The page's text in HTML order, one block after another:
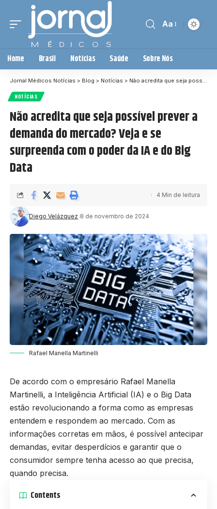
Aa
Home Brasil Notícias Saúde Sobre Nós
Jornal Médicos Notícias > Blog > Notícias > Não acredita que seja possível prever a demanda do mercado? Veja e se surpreenda com o poder da IA e do Big Data
NOTÍCIAS
Não acredita que seja possível prever a
demanda do mercado? Veja e se
surpreenda com o poder da IA e do Big
Data
Diego Velázquez 8 de novembro de 2024
4 Min de leitura
Rafael Manella Martinelli
De acordo com o empresário Rafael Manella
Martinelli, a Inteligência Artificial (IA) e o Big Data
estão revolucionando a forma como as empresas
entendem e respondem ao mercado. Com as
informações corretas em mãos, é possível antecipar
demandas, evitar desperdícios e garantir que o
consumidor sempre tenha acesso ao que precisa,
quando precisa.
Contents